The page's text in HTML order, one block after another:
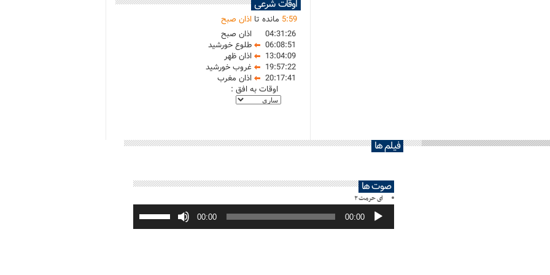
اوقات شرعی
5:59 مانده تا اذان صبح
04:31:26
اذان صبح
06:08:51
طلوع خورشید
13:04:09
اذان ظهر
19:57:22
غروب خورشید
20:17:41
اذان مغرب
اوقات به افق :
فیلم ها
صوت ها
ای حرمت ۲
پخش‌کننده
صوت 00:00
00:00
برای
افزایش
یا
صدا